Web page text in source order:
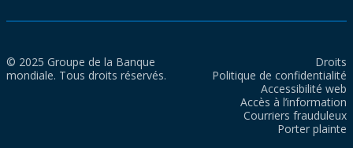
© 2025 Groupe de la Banque
mondiale. Tous droits réservés.
Droits
Politique de confidentialité
Accessibilité web
Accès à l’information
Courriers frauduleux
Porter plainte